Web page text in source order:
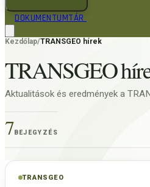
DOKUMENTUMTÁR
RÓLUNKHÍREK
Humán csoport
Kezdőlap/TRANSGEO hírek
TRANSGEO
Aktualitások és eredmények a
7BEJEGYZÉS
TRANSGEO